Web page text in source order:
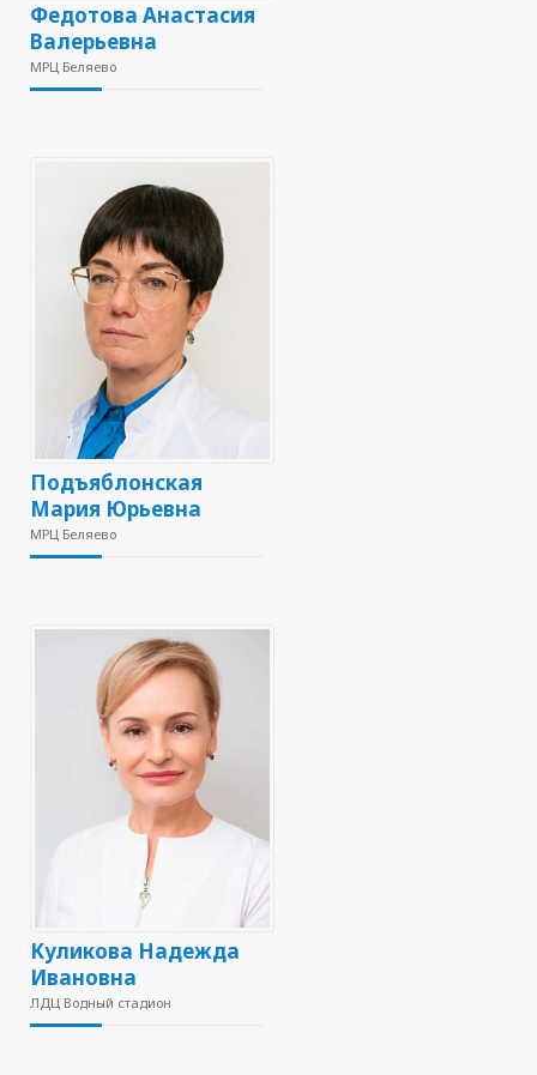
Федотова Анастасия
Валерьевна
МРЦ Беляево
Подъяблонская
Мария Юрьевна
МРЦ Беляево
Куликова Надежда
Ивановна
ЛДЦ Водный стадион